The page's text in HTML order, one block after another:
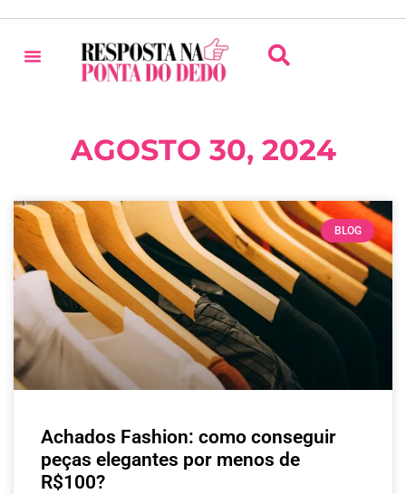
AGOSTO 30, 2024
BLOG
Achados Fashion: como conseguir
peças elegantes por menos de
R$100?